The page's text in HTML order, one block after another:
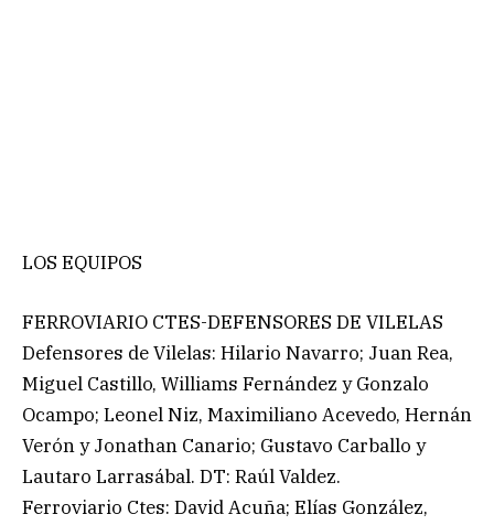
LOS EQUIPOS
FERROVIARIO CTES-DEFENSORES DE VILELAS
Defensores de Vilelas: Hilario Navarro; Juan Rea,
Miguel Castillo, Williams Fernández y Gonzalo
Ocampo; Leonel Niz, Maximiliano Acevedo, Hernán
Verón y Jonathan Canario; Gustavo Carballo y
Lautaro Larrasábal. DT: Raúl Valdez.
Ferroviario Ctes: David Acuña; Elías González,